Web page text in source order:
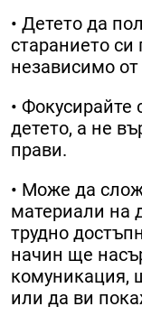
• Детето да
старанието
независимо
• Фокусирайте
детето, а не
прави.
• Може да
материали на
трудно
начин ще
комуникация,
или да ви